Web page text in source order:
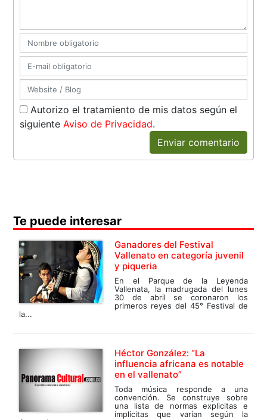
Autorizo el tratamiento de mis datos según el
siguienteAviso de Privacidad.
Enviar comentario
Te puede interesar
Ganadores del Festival
Vallenato en categoría juvenil
y piqueria
En el Parque de la Leyenda
Vallenata, la madrugada del lunes
30 de abril se coronaron los
primeros reyes del 45° Festival de
la...
Héctor González: “La
influencia africana es notable
en el vallenato”
Toda música responde a una
convención. Se construye sobre
una lista de normas explicitas e
implícitas que varían según la